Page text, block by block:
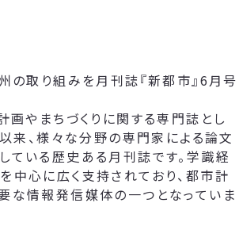
の取り組みを月刊誌『新都市』6月号
画やまちづくりに関する専門誌とし
来、様々な分野の専門家による論文
ている歴史ある月刊誌です。学識経
中心に広く支持されており、都市計
な情報発信媒体の一つとなっていま